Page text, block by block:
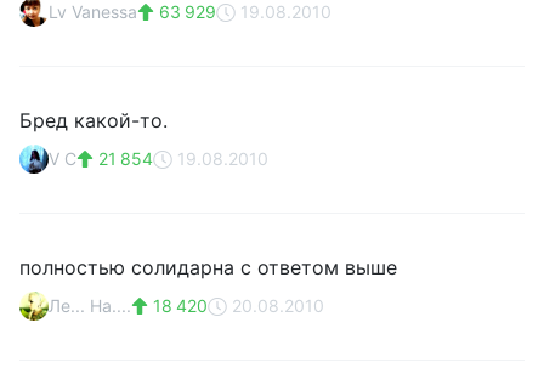
Lv Vanessa 63 929 19.08.2010
Бред какой-то.
V C 21 854 19.08.2010
полностью солидарна с ответом выше
Ле... На.... 18 420 20.08.2010